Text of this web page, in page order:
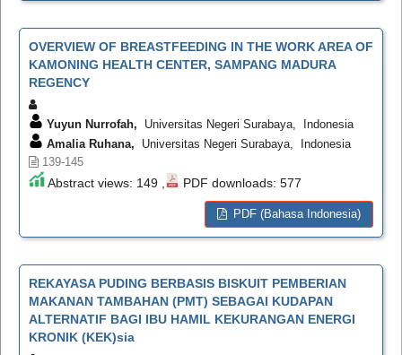
OVERVIEW OF BREASTFEEDING IN THE WORK AREA OF
KAMONING HEALTH CENTER, SAMPANG MADURA
REGENCY
Yuyun Nurrofah, Universitas Negeri Surabaya, Indonesia
Amalia Ruhana, Universitas Negeri Surabaya, Indonesia
139-145
Abstract views: 149 , PDF downloads: 577
PDF (Bahasa Indonesia)
REKAYASA PUDING BERBASIS BISKUIT PEMBERIAN
MAKANAN TAMBAHAN (PMT) SEBAGAI KUDAPAN
ALTERNATIF BAGI IBU HAMIL KEKURANGAN ENERGI
KRONIK (KEK)sia